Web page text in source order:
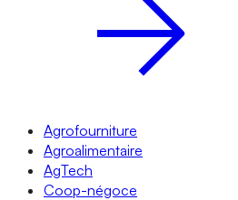
Agrofourniture
Agroalimentaire
AgTech
Coop-négoce